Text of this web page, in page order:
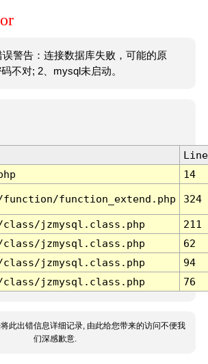
误警告：连接数据库失败，可能的原
不对; 2、mysql未启动。
Line
14
function/function_extend.php 324
class/jzmysql.class.php
211
class/jzmysql.class.php
62
class/jzmysql.class.php
94
class/jzmysql.class.php 76
此出错信息详细记录, 由此给您带来的访问不便我
们深感歉意.